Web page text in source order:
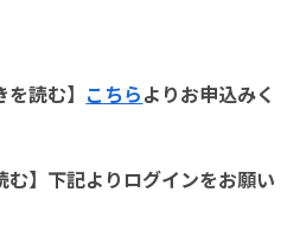
読む】 こちらよりお申込みく
む】下記よりログインをお願い